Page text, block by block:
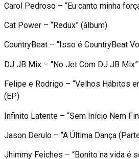
Carol Pedroso – “Eu canto minha
Cat Power – “Redux” (álbum)
CountryBeat – “Isso é CountryBeat
DJ JB Mix – “No Jet Com DJ JB
Felipe e Rodrigo – “Velhos Hábitos
(EP)
Infinito Latente – “Sem Início Nem
Jason Derulo – “A Última Dança
Jhimmy Feiches – “Bonito na vida é